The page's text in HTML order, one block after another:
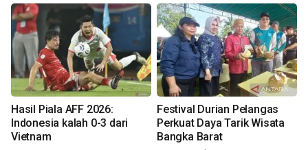
Hasil Piala AFF 2026:
Indonesia kalah 0-3 dari
Vietnam
Festival Durian Pelangas
Perkuat Daya Tarik Wisata
Bangka Barat